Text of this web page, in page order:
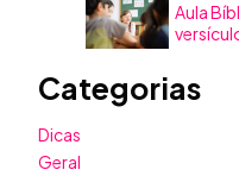
Aula
Categorias
Dicas
Geral